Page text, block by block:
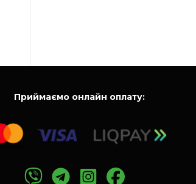
Приймаємо онлайн оплату: